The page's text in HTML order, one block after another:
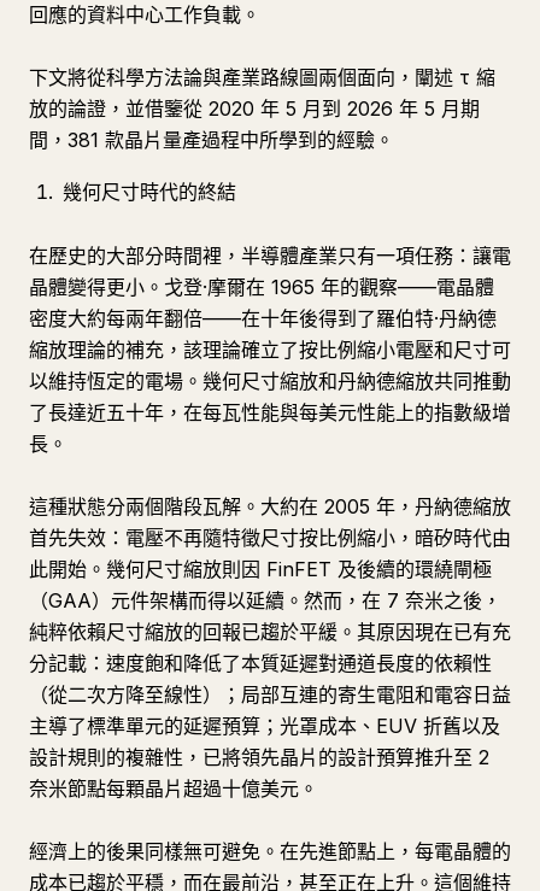
回應的資料中心工作負載。
下文將從科學方法論與產業路線圖兩個面向，闡述 τ 縮
放的論證，並借鑒從 2020 年 5 月到 2026 年 5 月期
間，381 款晶片量產過程中所學到的經驗。
幾何尺寸時代的終結
在歷史的大部分時間裡，半導體產業只有一項任務：讓電
晶體變得更小。戈登·摩爾在 1965 年的觀察——電晶體
密度大約每兩年翻倍——在十年後得到了羅伯特·丹納德
縮放理論的補充，該理論確立了按比例縮小電壓和尺寸可
以維持恆定的電場。幾何尺寸縮放和丹納德縮放共同推動
了長達近五十年，在每瓦性能與每美元性能上的指數級增
長。
這種狀態分兩個階段瓦解。大約在 2005 年，丹納德縮放
首先失效：電壓不再隨特徵尺寸按比例縮小，暗矽時代由
此開始。幾何尺寸縮放則因 FinFET 及後續的環繞閘極
（GAA）元件架構而得以延續。然而，在 7 奈米之後，
純粹依賴尺寸縮放的回報已趨於平緩。其原因現在已有充
分記載：速度飽和降低了本質延遲對通道長度的依賴性
（從二次方降至線性）；局部互連的寄生電阻和電容日益
主導了標準單元的延遲預算；光罩成本、EUV 折舊以及
設計規則的複雜性，已將領先晶片的設計預算推升至 2
奈米節點每顆晶片超過十億美元。
經濟上的後果同樣無可避免。在先進節點上，每電晶體的
成本已趨於平穩，而在最前沿，甚至正在上升。這個維持